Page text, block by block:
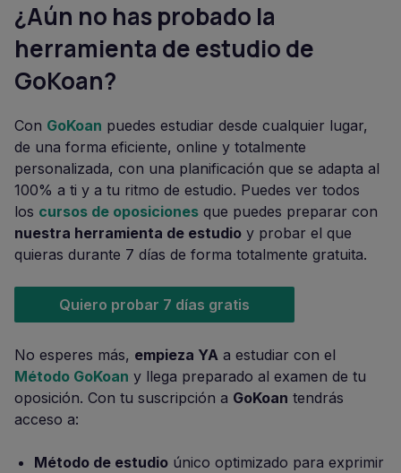
¿Aún no has probado la
herramienta de estudio de
GoKoan?
Con GoKoan puedes estudiar desde cualquier lugar,
de una forma eficiente, online y totalmente
personalizada, con una planificación que se adapta al
100% a ti y a tu ritmo de estudio. Puedes ver todos
los cursos de oposiciones que puedes preparar con
nuestra herramienta de estudio y probar el que
quieras durante 7 días de forma totalmente gratuita.
Quiero probar 7 días gratis
No esperes más, empieza YA a estudiar con el
Método GoKoan y llega preparado al examen de tu
oposición. Con tu suscripción a GoKoan tendrás
acceso a:
Método de estudio único optimizado para exprimir